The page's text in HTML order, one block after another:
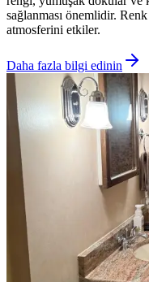
sağlanması önemlidir.
atmosferini etkiler.
Daha fazla bilgi edinin